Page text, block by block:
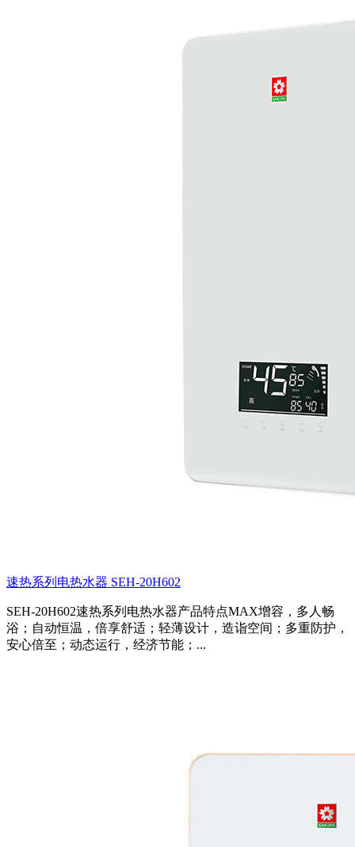
速热系列电热水器 SEH-20H602
SEH-20H602速热系列电热水器产品特点MAX增容，多人畅
浴；自动恒温，倍享舒适；轻薄设计，造诣空间；多重防护，
安心倍至；动态运行，经济节能；...